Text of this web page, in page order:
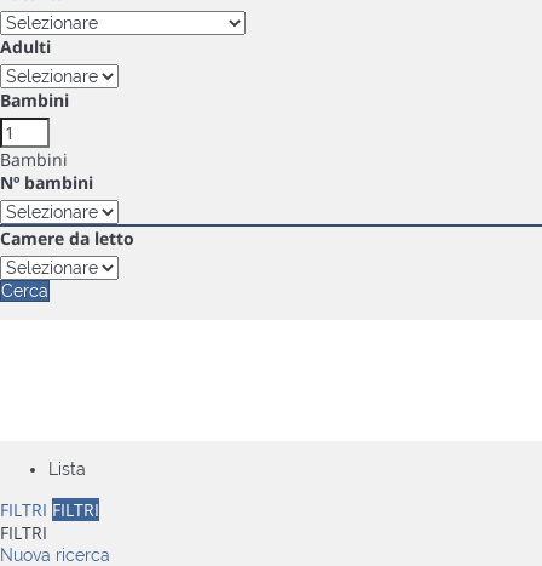
Adulti
Bambini
Bambini
Nº bambini
Camere da letto
Cerca
Lista
FILTRI FILTRI
FILTRI
Nuova ricerca